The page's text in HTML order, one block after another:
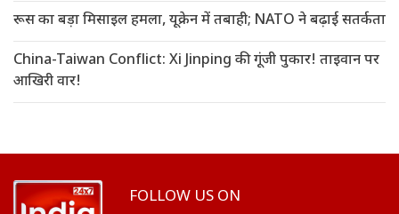
रूस का बड़ा मिसाइल हमला, यूक्रेन में तबाही; NATO ने बढ़ाई सतर्कता
China-Taiwan Conflict: Xi Jinping की गूंजी पुकार! ताइवान पर
आखिरी वार!
FOLLOW US ON